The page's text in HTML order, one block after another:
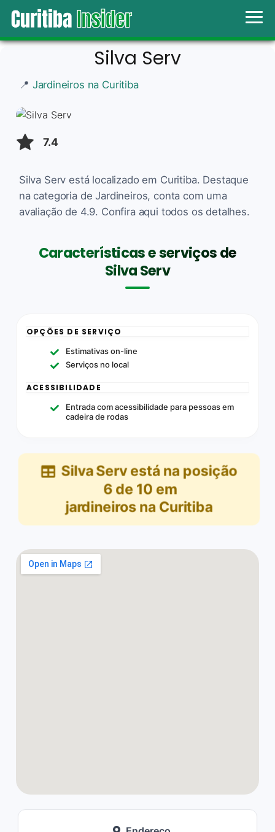
Silva Serv
📍 Jardineiros na Curitiba
7.4
Silva Serv está localizado em Curitiba. Destaque
na categoria de Jardineiros, conta com uma
avaliação de 4.9. Confira aqui todos os detalhes.
Características e serviços de
Silva Serv
OPÇÕES DE SERVIÇO
Estimativas on-line
Serviços no local
ACESSIBILIDADE
Entrada com acessibilidade para pessoas em
cadeira de rodas
Silva Serv está na posição
6 de 10 em
jardineiros na Curitiba